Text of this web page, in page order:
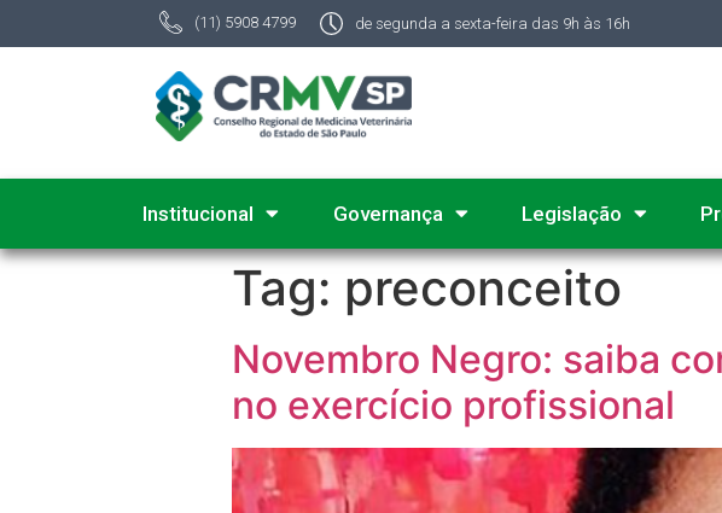
(11) 5908 4799 de segunda a sexta-feira das 9h às 16h
Institucional Governança Legislação
Tag: preconceito
Novembro Negro: saiba
no exercício profissional